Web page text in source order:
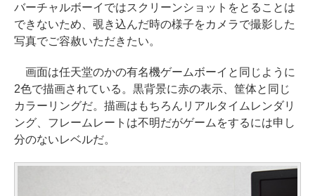
バーチャルボーイではスクリーンショットをとることは
できないため、覗き込んだ時の様子をカメラで撮影した
写真でご容赦いただきたい。
画面は任天堂のかの有名機ゲームボーイと同じように
2色で描画されている。黒背景に赤の表示、筐体と同じ
カラーリングだ。描画はもちろんリアルタイムレンダリ
ング、フレームレートは不明だがゲームをするには申し
分のないレベルだ。